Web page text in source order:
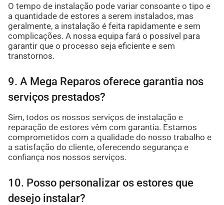
O tempo de instalação pode variar consoante o tipo e
a quantidade de estores a serem instalados, mas
geralmente, a instalação é feita rapidamente e sem
complicações. A nossa equipa fará o possível para
garantir que o processo seja eficiente e sem
transtornos.
9. A Mega Reparos oferece garantia nos
serviços prestados?
Sim, todos os nossos serviços de instalação e
reparação de estores vêm com garantia. Estamos
comprometidos com a qualidade do nosso trabalho e
a satisfação do cliente, oferecendo segurança e
confiança nos nossos serviços.
10. Posso personalizar os estores que
desejo instalar?